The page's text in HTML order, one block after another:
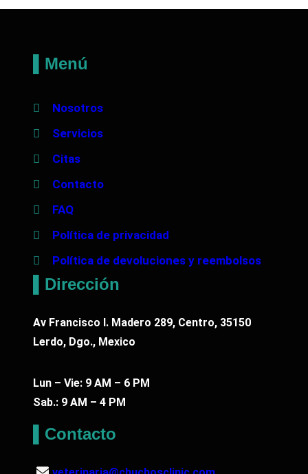
▌Menú
Nosotros
Servicios
Citas
Contacto
FAQ
Política de privacidad
Política de devoluciones y reembolsos
▌Dirección
Av Francisco I. Madero 289, Centro, 35150
Lerdo, Dgo., Mexico
Lun – Vie: 9 AM – 6 PM
Sab.: 9 AM – 4 PM
▌Contacto